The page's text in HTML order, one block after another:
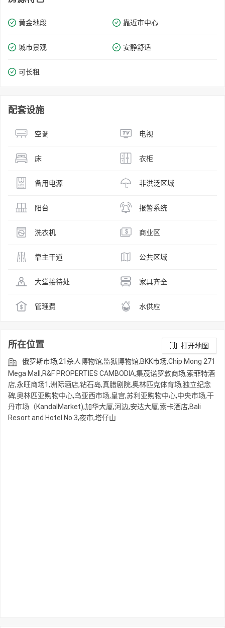
黄金地段 靠近市中心
城市景观 安静舒适
可长租
配套设施
空调 电视
床 衣柜
备用电源 非洪泛区域
阳台 报警系统
洗衣机 商业区
靠主干道 公共区域
大堂接待处 家具齐全
管理费 水供应
所在位置
打开地图
俄罗斯市场,21杀人博物馆,监狱博物馆,BKK市场,Chip Mong 271
Mega Mall,R&F PROPERTIES CAMBODIA,集茂诺罗敦商场,索菲特酒
店,永旺商场1,洲际酒店,钻石岛,真腊剧院,奥林匹克体育场,独立纪念
碑,奥林匹亚购物中心,乌亚西市场,皇宫,苏利亚购物中心,中央市场,干
丹市场（KandalMarket),加华大厦,河边,安达大厦,索卡酒店,Bali
Resort and Hotel No.3,夜市,塔仔山